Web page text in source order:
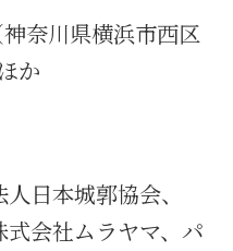
奈川県横浜市西区
か
日本城郭協会、
会社ムラヤマ、パ